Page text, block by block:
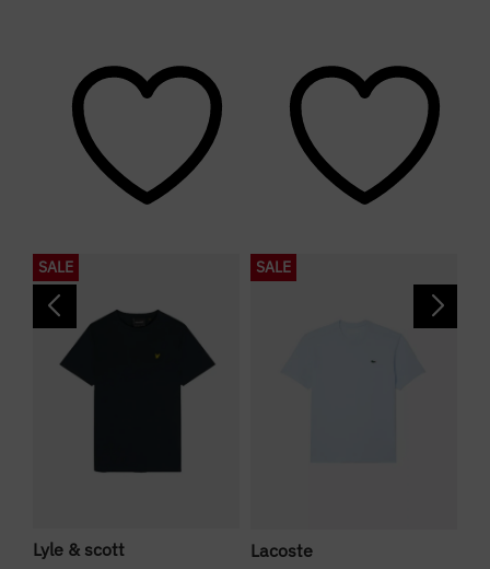
SALE
Lyle & scott
SALE
Lacoste